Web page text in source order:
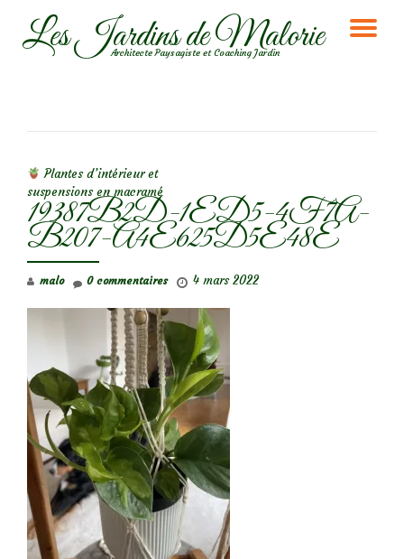
AllerLes Jardins de Malorie
Architecte Paysagiste et Coaching Jardin
Plantes d’intérieur et
suspensions en macramé
19387B2D-1ED5-4F7A-
B207-A4E625D5E48E
malo 4 mars 2022
0 commentaires